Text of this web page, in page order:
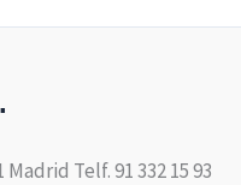
Madrid Telf. 91 332 15 93